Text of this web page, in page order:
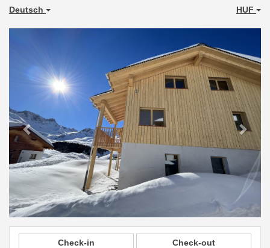
Deutsch HUF
Check-in Check-out